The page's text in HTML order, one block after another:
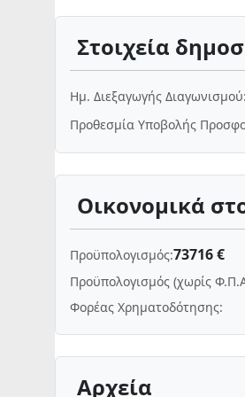
Στοιχεία
Ημ. Διεξαγωγής Διαγωνισμού:
Προθεσμία Υποβολής
Οικονομικά
Προϋπολογισμός:73716 €
Προϋπολογισμός (χωρίς
Φορέας Χρηματοδότησης:
Αρχεία